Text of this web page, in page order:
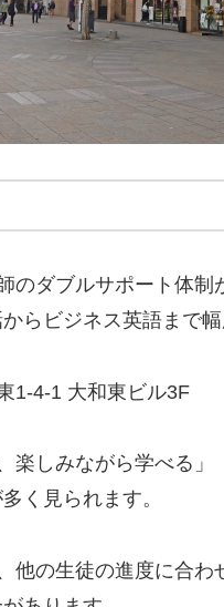
のダブルサポート体
らビジネス英語まで幅
1-4-1 大和東ビル3F
楽しみながら学べる
く見られます。
他の生徒の進度に合